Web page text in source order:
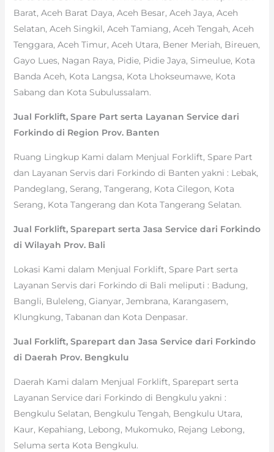
Barat, Aceh Barat Daya, Aceh Besar, Aceh Jaya, Aceh
Selatan, Aceh Singkil, Aceh Tamiang, Aceh Tengah, Aceh
Tenggara, Aceh Timur, Aceh Utara, Bener Meriah, Bireuen,
Gayo Lues, Nagan Raya, Pidie, Pidie Jaya, Simeulue, Kota
Banda Aceh, Kota Langsa, Kota Lhokseumawe, Kota
Sabang dan Kota Subulussalam.
Jual Forklift, Spare Part serta Layanan Service dari
Forkindo di Region Prov. Banten
Ruang Lingkup Kami dalam Menjual Forklift, Spare Part
dan Layanan Servis dari Forkindo di Banten yakni : Lebak,
Pandeglang, Serang, Tangerang, Kota Cilegon, Kota
Serang, Kota Tangerang dan Kota Tangerang Selatan.
Jual Forklift, Sparepart serta Jasa Service dari Forkindo
di Wilayah Prov. Bali
Lokasi Kami dalam Menjual Forklift, Spare Part serta
Layanan Servis dari Forkindo di Bali meliputi : Badung,
Bangli, Buleleng, Gianyar, Jembrana, Karangasem,
Klungkung, Tabanan dan Kota Denpasar.
Jual Forklift, Sparepart dan Jasa Service dari Forkindo
di Daerah Prov. Bengkulu
Daerah Kami dalam Menjual Forklift, Sparepart serta
Layanan Service dari Forkindo di Bengkulu yakni :
Bengkulu Selatan, Bengkulu Tengah, Bengkulu Utara,
Kaur, Kepahiang, Lebong, Mukomuko, Rejang Lebong,
Seluma serta Kota Bengkulu.